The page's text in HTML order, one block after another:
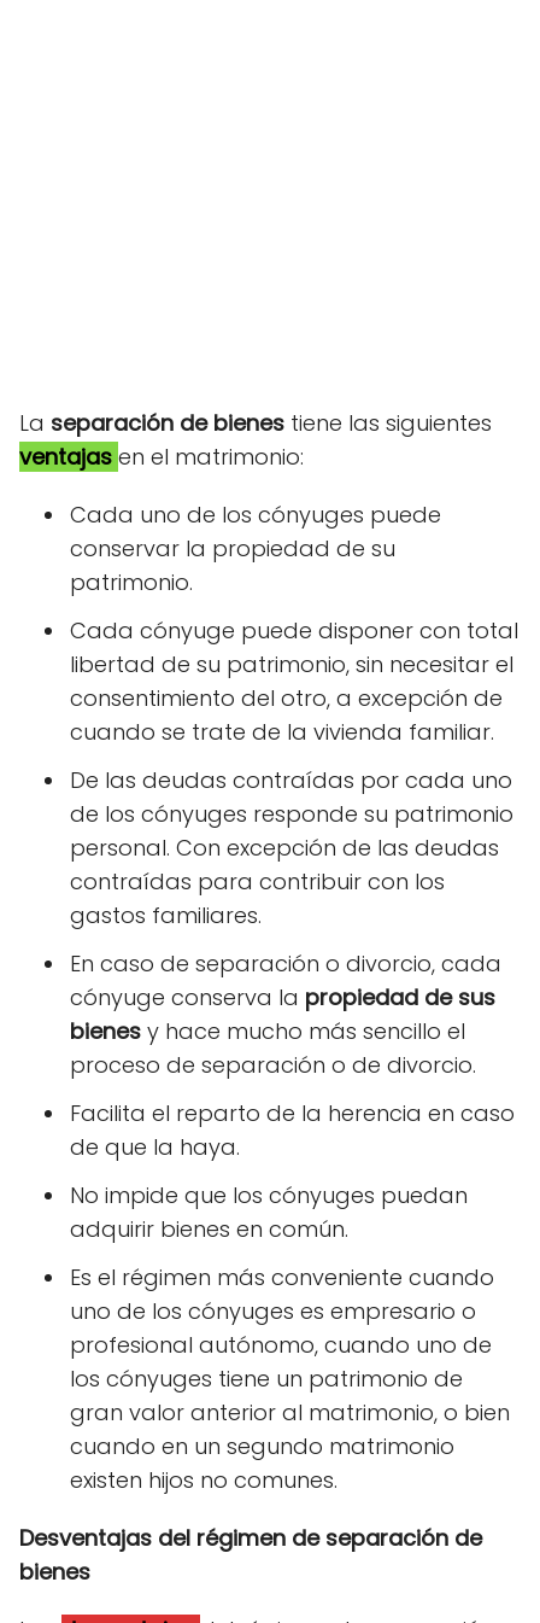
La separación de bienes tiene las siguientes
ventajas en el matrimonio:
Cada uno de los cónyuges puede
conservar la propiedad de su
patrimonio.
Cada cónyuge puede disponer con total
libertad de su patrimonio, sin necesitar el
consentimiento del otro, a excepción de
cuando se trate de la vivienda familiar.
De las deudas contraídas por cada uno
de los cónyuges responde su patrimonio
personal. Con excepción de las deudas
contraídas para contribuir con los
gastos familiares.
En caso de separación o divorcio, cada
cónyuge conserva la propiedad de sus
bienes y hace mucho más sencillo el
proceso de separación o de divorcio.
Facilita el reparto de la herencia en caso
de que la haya.
No impide que los cónyuges puedan
adquirir bienes en común.
Es el régimen más conveniente cuando
uno de los cónyuges es empresario o
profesional autónomo, cuando uno de
los cónyuges tiene un patrimonio de
gran valor anterior al matrimonio, o bien
cuando en un segundo matrimonio
existen hijos no comunes.
Desventajas del régimen de separación de
bienes